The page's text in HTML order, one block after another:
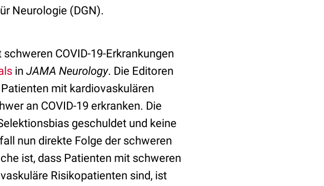
Neurologie (DGN).
COVID-19-Erkrankungen
in JAMA Neurology. Die Editoren
mit kardiovaskulären
an COVID-19 erkranken. Die
geschuldet und keine
nun direkte Folge der schweren
ist, dass Patienten mit schweren
Risikopatienten sind, ist